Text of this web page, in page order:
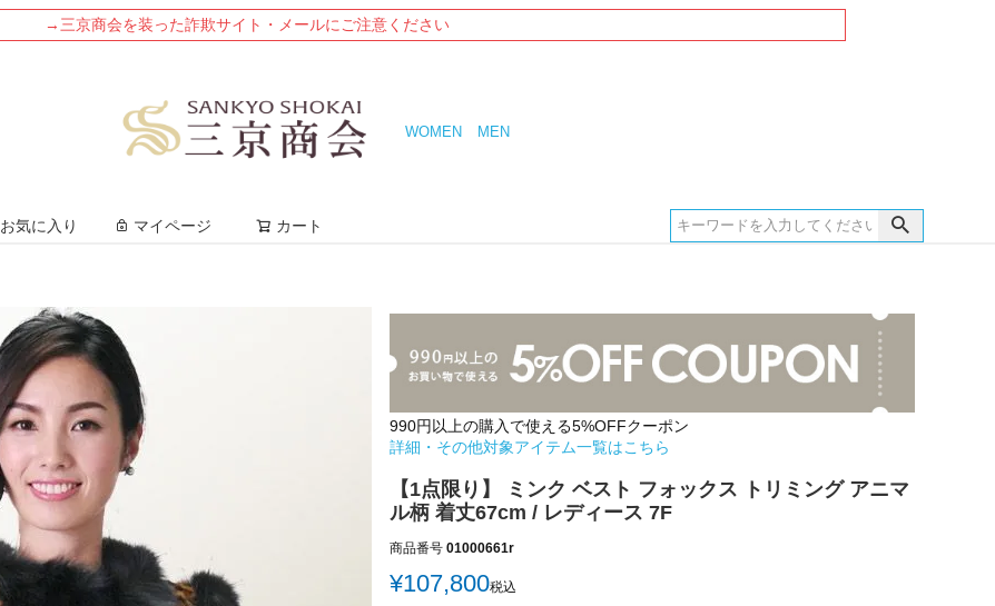
→三京商会を装った詐欺サイト・メールにご注意ください
WOMEN MEN
お気に入り マイページ カート
990円以上の購入で使える5%OFFクーポン
詳細・その他対象アイテム一覧はこちら
【1点限り】 ミンク ベスト フォックス トリミング アニマ
ル柄 着丈67cm / レディース 7F
商品番号 01000661r
¥107,800税込